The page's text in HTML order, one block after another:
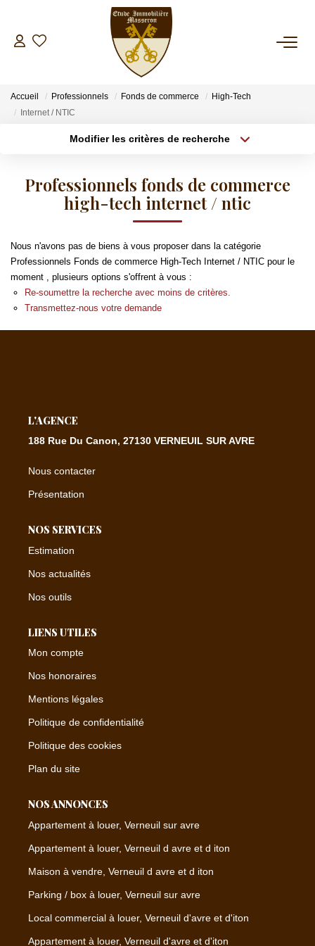
NOS BIENS
ESTIMATION
GESTION
SYNDIC
INVESTISSEMENT LOCATIF
Accueil Professionnels Fonds de commerce
High-Tech
Internet / NTIC
Modifier les critères de recherche
Sélectionnez...
Type de bien
Surface min
Créer une alerte
Professionnels fonds de commerce
high-tech internet / ntic
Nous n'avons pas de biens à vous proposer dans la catégorie
Professionnels Fonds de commerce High-Tech Internet / NTIC pour le
moment , plusieurs options s'offrent à vous :
Re-soumettre la recherche avec moins de critères.
Transmettez-nous votre demande
L'AGENCE
188 Rue Du Canon, 27130 VERNEUIL SUR AVRE
Nous contacter
Présentation
NOS SERVICES
Estimation
Nos actualités
Nos outils
LIENS UTILES
Mon compte
Nos honoraires
Mentions légales
Politique de confidentialité
Politique des cookies
Plan du site
NOS ANNONCES
Appartement à louer, Verneuil sur avre
Appartement à louer, Verneuil d avre et d iton
Maison à vendre, Verneuil d avre et d iton
Parking / box à louer, Verneuil sur avre
Local commercial à louer, Verneuil d'avre et d'iton
Appartement à louer, Verneuil d'avre et d'iton